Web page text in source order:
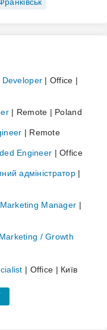
| Office |
| Remote | Poland
| Remote
Engineer | Office
адміністратор |
Manager |
/ Growth
| Office | Київ